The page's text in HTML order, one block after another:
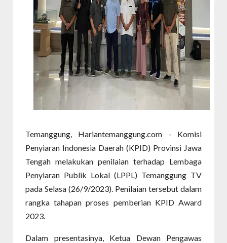
Temanggung, Hariantemanggung.com - Komisi
Penyiaran Indonesia Daerah (KPID) Provinsi Jawa
Tengah melakukan penilaian terhadap Lembaga
Penyiaran Publik Lokal (LPPL) Temanggung TV
pada Selasa (26/9/2023). Penilaian tersebut dalam
rangka tahapan proses pemberian KPID Award
2023.
Dalam presentasinya, Ketua Dewan Pengawas